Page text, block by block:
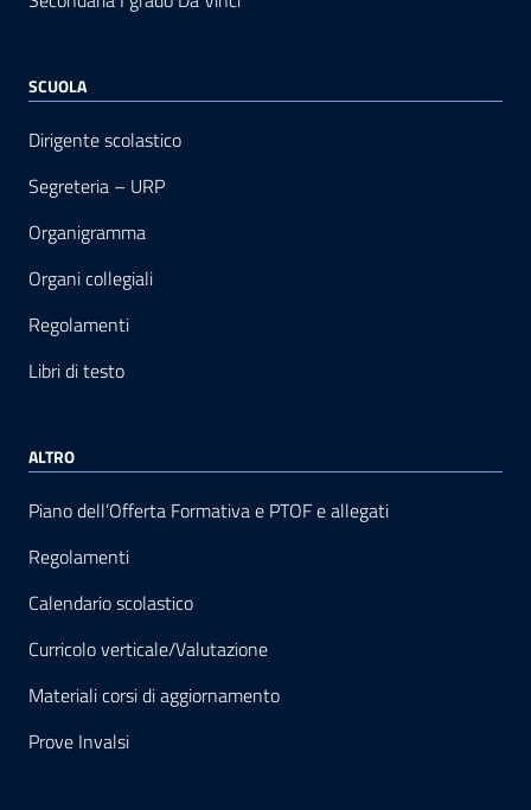
SCUOLA
Dirigente scolastico
Segreteria – URP
Organigramma
Organi collegiali
Regolamenti
Libri di testo
ALTRO
Piano dell’Offerta Formativa e PTOF e allegati
Regolamenti
Calendario scolastico
Curricolo verticale/Valutazione
Materiali corsi di aggiornamento
Prove Invalsi